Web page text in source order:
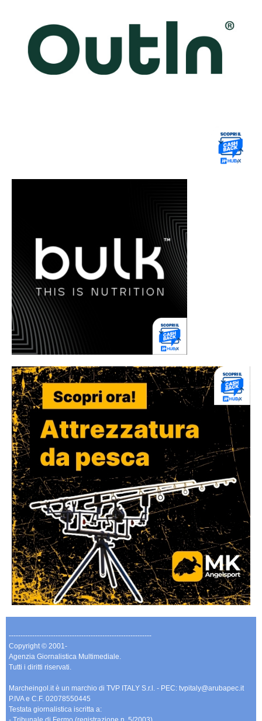
-------------------------------------------------------------
Copyright © 2001-
Agenzia Giornalistica Multimediale.
Tutti i diritti riservati.
Marcheingol.it è un marchio di TVP ITALY S.r.l. - PEC: tvpitaly@arubapec.it
P.IVA e C.F. 02078550445
Testata giornalistica iscritta a: